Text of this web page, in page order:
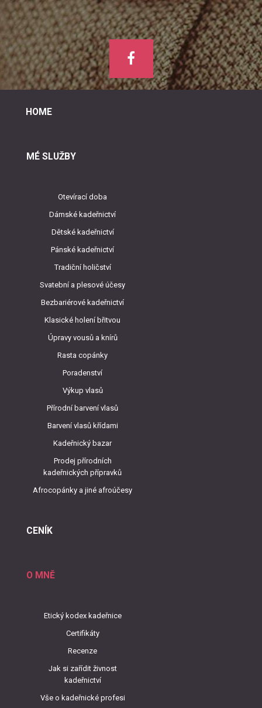
HOME
MÉ SLUŽBY
Otevírací doba
Dámské kadeřnictví
Dětské kadeřnictví
Pánské kadeřnictví
Tradiční holičství
Svatební a plesové účesy
Bezbariérové kadeřnictví
Klasické holení břitvou
Úpravy vousů a knírů
Rasta copánky
Poradenství
Výkup vlasů
Přírodní barvení vlasů
Barvení vlasů křídami
Kadeřnický bazar
Prodej přírodních
kadeřnických přípravků
Afrocopánky a jiné afroúčesy
CENÍK
O MNĚ
Etický kodex kadeřnice
Certifikáty
Recenze
Jak si zařídit živnost
kadeřnictví
Vše o kadeřnické profesi